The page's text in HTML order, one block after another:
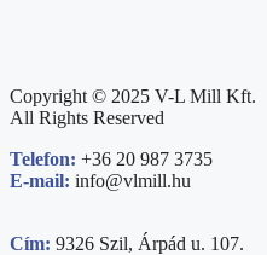
Copyright © 2025 V-L Mill Kft.
All Rights Reserved
Telefon: +36 20 987 3735
E-mail: info@vlmill.hu
Cím: 9326 Szil, Árpád u. 107.